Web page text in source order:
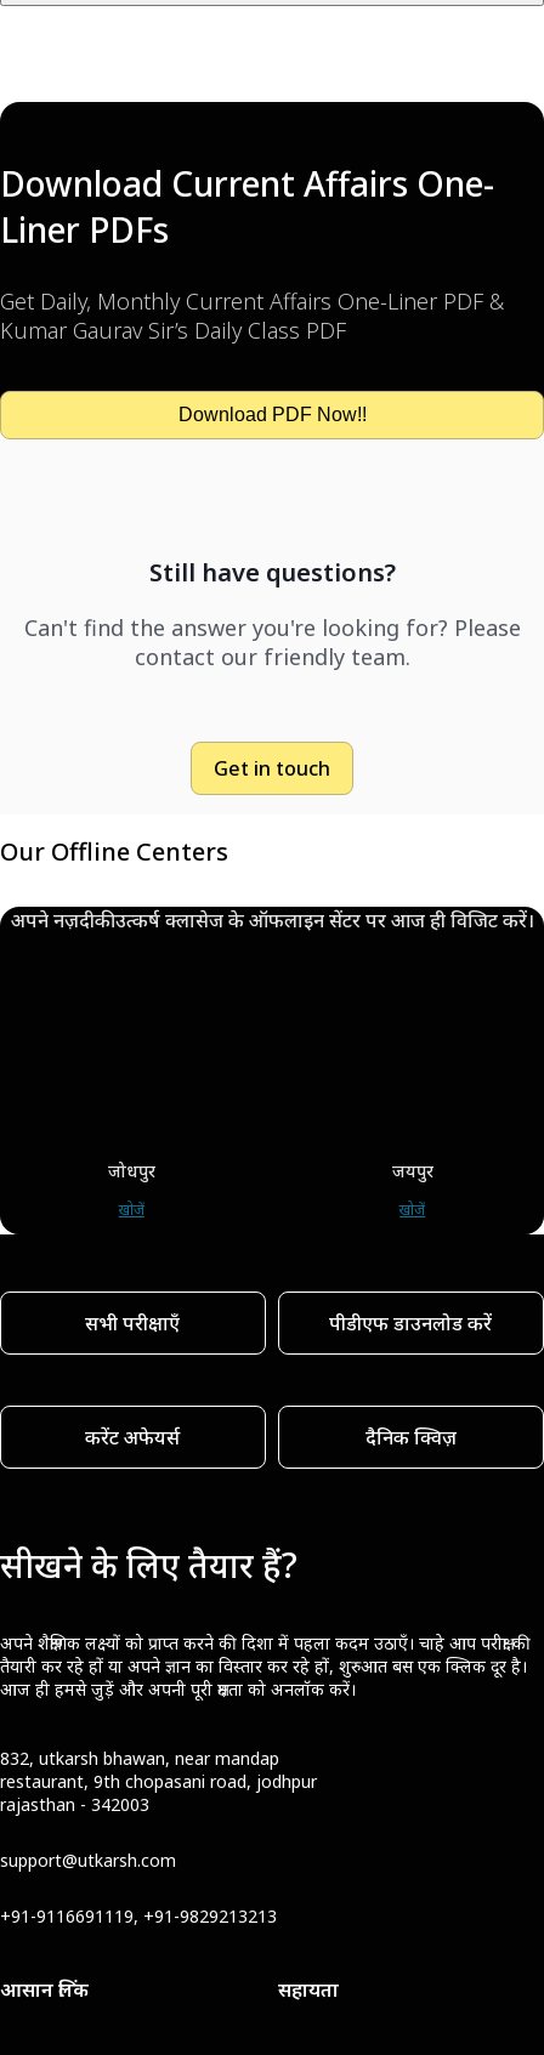
Download Current Affairs One-
Liner PDFs
Get Daily, Monthly Current Affairs One-Liner PDF &
Kumar Gaurav Sir’s Daily Class PDF
Download PDF Now!!
Still have questions?
Can't find the answer you're looking for? Please
contact our friendly team.
Get in touch
Our Offline Centers
अपने नज़दीकी उत्कर्ष क्लासेज के ऑफलाइन सेंटर पर आज ही विजिट करें।
जोधपुर
खोजें
जयपुर
खोजें
सभी परीक्षाएँ पीडीएफ डाउनलोड करें
करेंट अफेयर्स दैनिक क्विज़
सीखने के लिए तैयार हैं?
अपने शैक्षणिक लक्ष्यों को प्राप्त करने की दिशा में पहला कदम उठाएँ। चाहे आप परीक्षा की
तैयारी कर रहे हों या अपने ज्ञान का विस्तार कर रहे हों, शुरुआत बस एक क्लिक दूर है।
आज ही हमसे जुड़ें और अपनी पूरी क्षमता को अनलॉक करें।
832, utkarsh bhawan, near mandap
restaurant, 9th chopasani road, jodhpur
rajasthan - 342003
support@utkarsh.com
+91-9116691119, +91-9829213213
आसान लिंक सहायता